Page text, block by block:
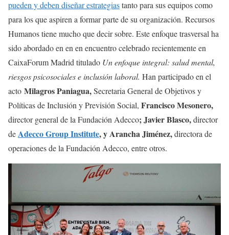
pueden y deben diseñar estrategiastanto para sus equipos como
para los que aspiren a formar parte de su organización. Recursos
Humanos tiene mucho que decir sobre. Este enfoque trasversal ha
sido abordado en en en encuentro celebrado recientemente en
CaixaForum Madrid titulado Un enfoque integral: salud mental,
riesgos psicosociales e inclusión laboral. Han participado en el
acto Milagros Paniagua,Secretaria General de Objetivos y
Políticas de Inclusión y Previsión Social, Francisco Mesonero,
director general de la Fundación Adecco; Javier Blasco,director
de Adecco Group Institute, y Arancha Jiménez,directora de
operaciones de la Fundación Adecco, entre otros.